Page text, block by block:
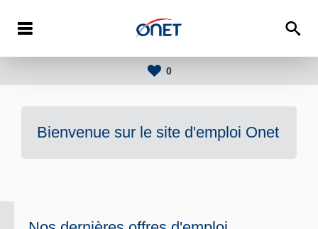
0
Bienvenue sur le site d'emploi Onet